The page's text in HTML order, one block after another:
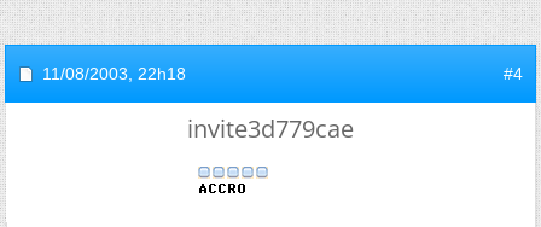
11/08/2003, 22h18 #4
invite3d779cae